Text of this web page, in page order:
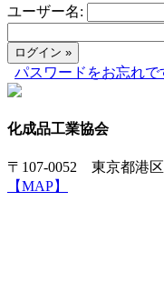
ユーザー名:
パスワードをお忘れで
化成品工業協会
〒107-0052 東京都港
【MAP】